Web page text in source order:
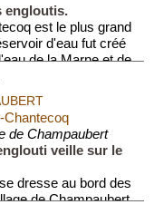
engloutis.
est le plus grand
d'eau fut créé
de la Marne et de
Chantecoq
de Champaubert
veille sur le
dresse au bord des
de Champaubert